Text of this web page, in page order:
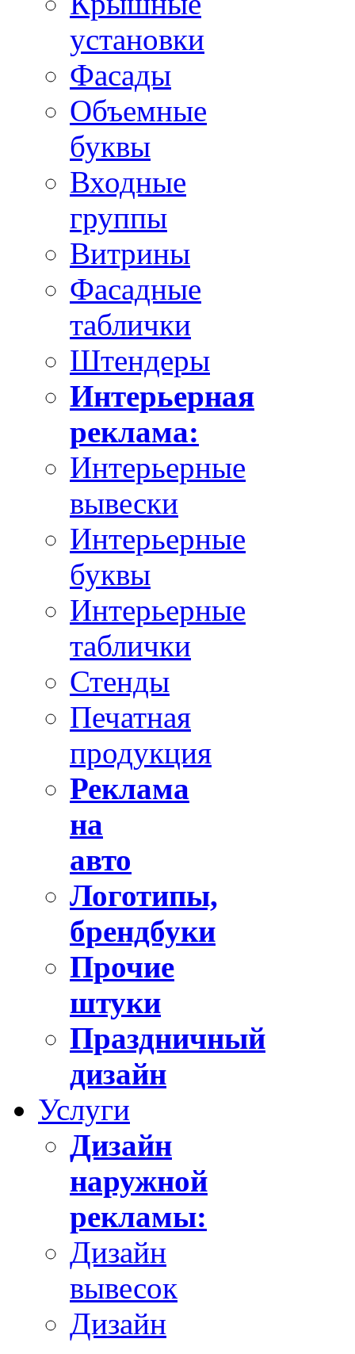
установки
Фасады
Объемные
буквы
Входные
группы
Витрины
Фасадные
таблички
Штендеры
Интерьерная
реклама:
Интерьерные
вывески
Интерьерные
буквы
Интерьерные
таблички
Стенды
Печатная
продукция
Реклама
на
авто
Логотипы,
брендбуки
Прочие
штуки
Праздничный
дизайн
Услуги
Дизайн
наружной
рекламы:
Дизайн
вывесок
Дизайн